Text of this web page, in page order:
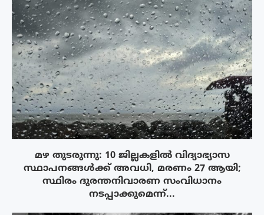
മഴ തുടരുന്നു: 10 ജില്ലകളിൽ വിദ്യാഭ്യാസ
സ്ഥാപനങ്ങൾക്ക് അവധി, മരണം 27 ആയി;
സ്ഥിരം ദുരന്തനിവാരണ സംവിധാനം
നടപ്പാക്കുമെന്ന്...